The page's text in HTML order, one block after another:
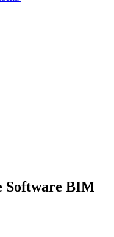
Software BIM